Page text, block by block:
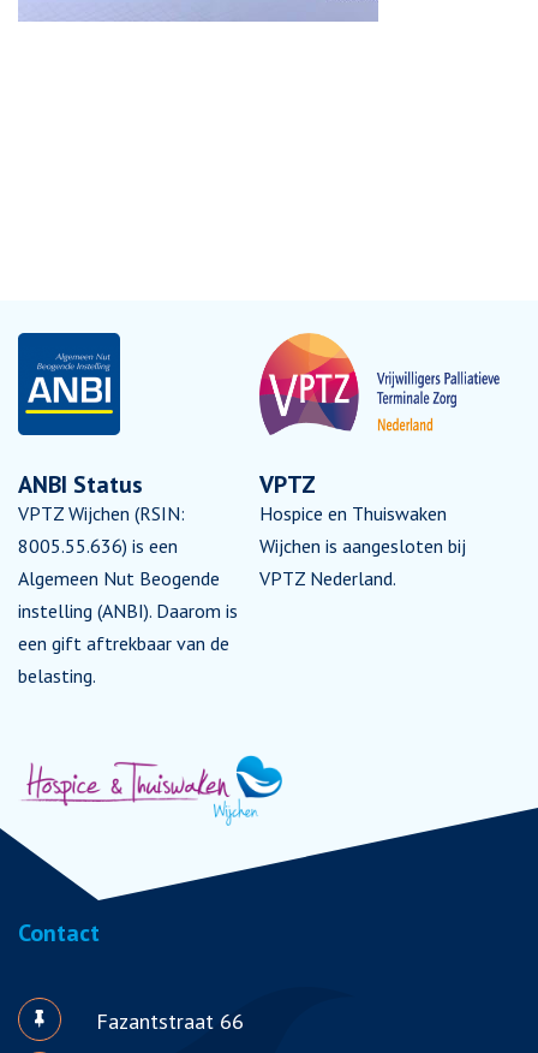
ANBI Status
VPTZ Wijchen (RSIN:
8005.55.636) is een
Algemeen Nut Beogende
instelling (ANBI). Daarom is
een gift aftrekbaar van de
belasting.
VPTZ
Hospice en Thuiswaken
Wijchen is aangesloten bij
VPTZ Nederland.
Contact
Fazantstraat 66